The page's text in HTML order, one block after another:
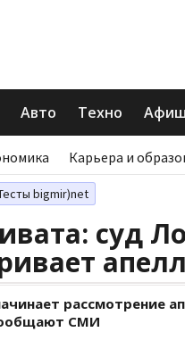
Авто Техно
Карьера и
bigmir)net
суд
рассмотрение
СМИ